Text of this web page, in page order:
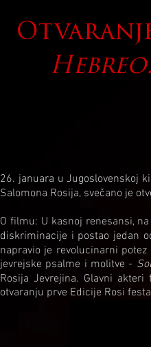
26. januara u Jugoslovenskoj
Salomona Rosija, svečano je
O filmu: U kasnoj renesansi,
diskriminacije i postao jedan
napravio je revolucinarni
jevrejske psalme i molitve -
Rosija Jevrejina. Glavni
otvaranju prve Edicije Rosi